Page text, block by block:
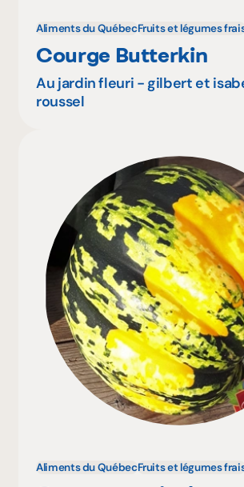
Aliments du QuébecFruits et légumes
Courge Butterkin
Au jardin fleuri - gilbert et
roussel
Aliments du QuébecFruits et légumes